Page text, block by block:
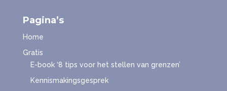
Pagina’s
Home
Gratis
E-book ‘8 tips voor het stellen van grenzen’
Kennismakingsgesprek